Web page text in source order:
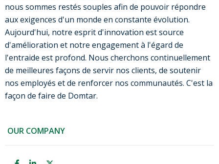
nous sommes restés souples afin de pouvoir répondre
aux exigences d'un monde en constante évolution.
Aujourd'hui, notre esprit d'innovation est source
d'amélioration et notre engagement à l'égard de
l'entraide est profond. Nous cherchons continuellement
de meilleures façons de servir nos clients, de soutenir
nos employés et de renforcer nos communautés. C'est la
façon de faire de Domtar.
OUR COMPANY